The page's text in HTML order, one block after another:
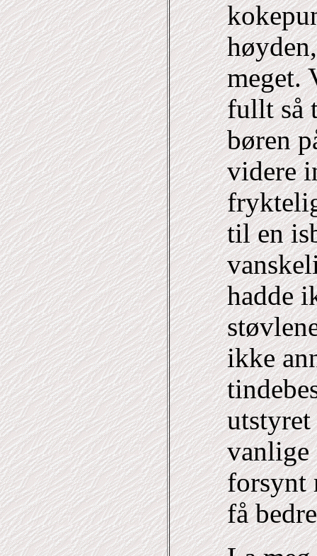
meget.
fullt så
børen
videre
til en
hadde
ikke
utstyret
vanlige
forsynt
få